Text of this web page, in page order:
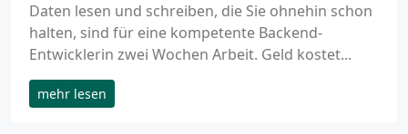
Daten lesen und schreiben, die Sie ohnehin schon
halten, sind für eine kompetente Backend-
Entwicklerin zwei Wochen Arbeit. Geld kostet...
mehr lesen